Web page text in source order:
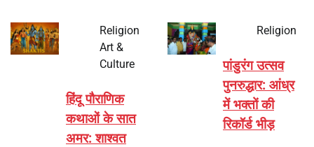
Religion
Art &
Culture
हिंदू पौराणिक
कथाओं के सात
अमर: शाश्वत
Religion
पांडुरंग उत्सव
पुनरुद्धार: आंध्र
में भक्तों की
रिकॉर्ड भीड़